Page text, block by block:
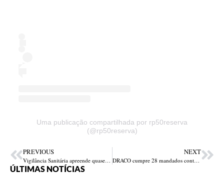
Uma publicação compartilhada por rp50reserva
(@rp50reserva)
PREVIOUS
Vigilância Sanitária apreende quase 300 kg de carne bovina clandestina em estabelecimento de Teresina
NEXT
DRACO cumpre 28 mandados contra faccionados e prende líder na zona Norte de Teresina
ÚLTIMAS NOTÍCIAS